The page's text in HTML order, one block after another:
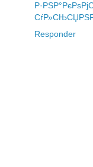
Responder